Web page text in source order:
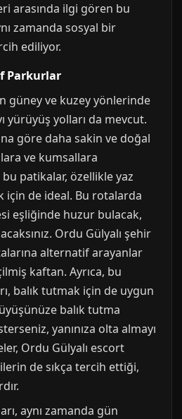
arasında ilgi gören bu
zamanda sosyal bir
ediliyor.
Parkurlar
güney ve kuzey yönlerinde
yürüyüş yolları da mevcut.
göre daha sakin ve doğal
ve kumsallara
bu patikalar, özellikle yaz
için de ideal. Bu rotalarda
eşliğinde huzur bulacak,
Ordu Gülyalı şehir
alternatif arayanlar
kaftan. Ayrıca, bu
balık tutmak için de uygun
balık tutma
yanınıza olta almayı
Ordu Gülyalı escort
de sıkça tercih ettiği,
aynı zamanda gün